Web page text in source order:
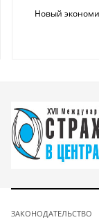
Новый
ЗАКОНОДАТЕЛЬСТВО